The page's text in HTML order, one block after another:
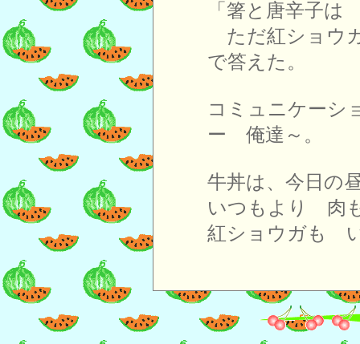
「箸と唐辛子
ただ紅ショウ
で答えた。
コミュニケーシ
ー 俺達～。
牛丼は、今日の
いつもより 肉
紅ショウガも